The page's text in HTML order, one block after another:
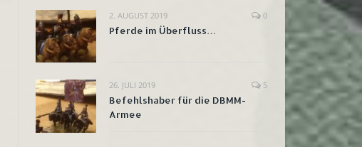
2. AUGUST 2019 0
Pferde im Überfluss…
26. JULI 2019 5
Befehlshaber für die DBMM-
Armee